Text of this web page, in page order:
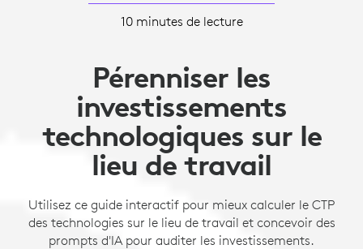
10 minutes de lecture
Pérenniser les
investissements
technologiques sur le
lieu de travail
Utilisez ce guide interactif pour mieux calculer le CTP
des technologies sur le lieu de travail et concevoir des
prompts d'IA pour auditer les investissements.